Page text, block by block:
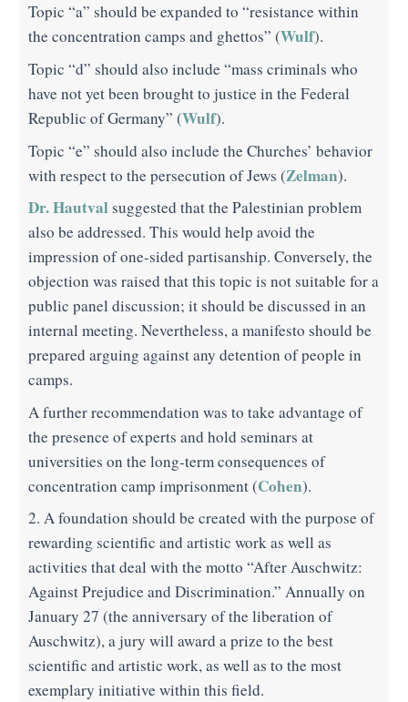
Topic “a” should be expanded to “resistance within
the concentration camps and ghettos” (Wulf).
Topic “d” should also include “mass criminals who
have not yet been brought to justice in the Federal
Republic of Germany” (Wulf).
Topic “e” should also include the Churches’ behavior
with respect to the persecution of Jews (Zelman).
Dr. Hautval suggested that the Palestinian problem
also be addressed. This would help avoid the
impression of one-sided partisanship. Conversely, the
objection was raised that this topic is not suitable for a
public panel discussion; it should be discussed in an
internal meeting. Nevertheless, a manifesto should be
prepared arguing against any detention of people in
camps.
A further recommendation was to take advantage of
the presence of experts and hold seminars at
universities on the long-term consequences of
concentration camp imprisonment (Cohen).
2. A foundation should be created with the purpose of
rewarding scientific and artistic work as well as
activities that deal with the motto “After Auschwitz:
Against Prejudice and Discrimination.” Annually on
January 27 (the anniversary of the liberation of
Auschwitz), a jury will award a prize to the best
scientific and artistic work, as well as to the most
exemplary initiative within this field.